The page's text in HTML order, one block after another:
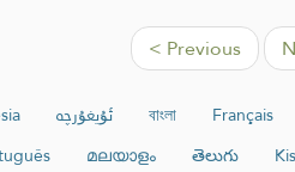
< Previous
ئۇيغۇرچە বাংলা Français
മലയാളം తెలుగు